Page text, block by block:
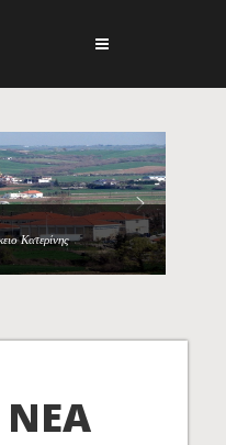
Κατερίνης
ΝΕΑ